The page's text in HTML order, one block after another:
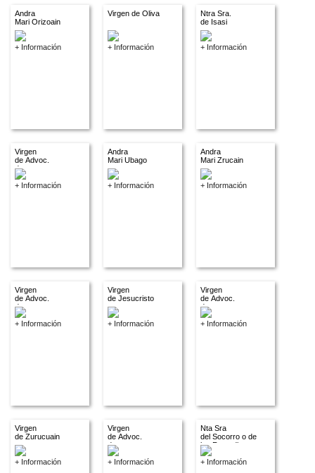
Andra
Mari Orizoain
+ Información
Virgen de Oliva
+ Información
Ntra Sra.
de Isasi
+ Información
Virgen
de Advoc.
descon.
+ Información
Andra
Mari Ubago
+ Información
Andra
Mari Zrucain
+ Información
Virgen
de Advoc.
descon.
+ Información
Virgen
de Jesucristo
+ Información
Virgen
de Advoc.
descon.
+ Información
Virgen
de Zurucuain
+ Información
Virgen
de Advoc.
descon.
+ Información
Nta Sra
del Socorro o de
los Remedios
+ Información